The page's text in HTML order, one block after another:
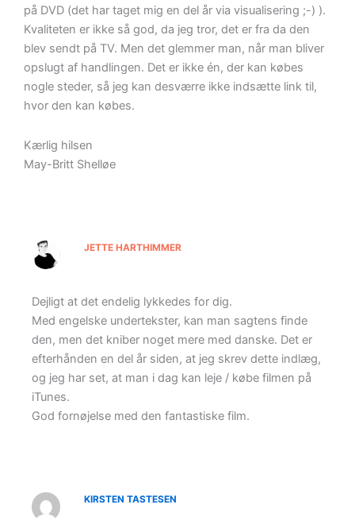
på DVD (det har taget mig en del år via visualisering ;-) ).
Kvaliteten er ikke så god, da jeg tror, det er fra da den
blev sendt på TV. Men det glemmer man, når man bliver
opslugt af handlingen. Det er ikke én, der kan købes
nogle steder, så jeg kan desværre ikke indsætte link til,
hvor den kan købes.
Kærlig hilsen
May-Britt Shelløe
JETTE HARTHIMMER
Dejligt at det endelig lykkedes for dig.
Med engelske undertekster, kan man sagtens finde
den, men det kniber noget mere med danske. Det er
efterhånden en del år siden, at jeg skrev dette indlæg,
og jeg har set, at man i dag kan leje / købe filmen på
iTunes.
God fornøjelse med den fantastiske film.
KIRSTEN TASTESEN